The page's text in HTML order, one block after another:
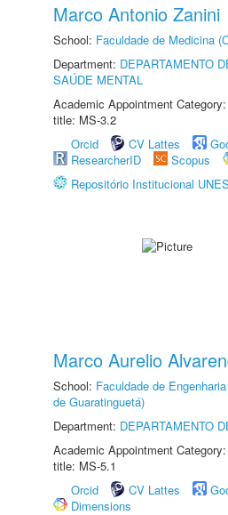
Marco Antonio Zanini
School: Faculdade de Medicina
Department: DEPARTAMENTO
SAÚDE MENTAL
Academic Appointment
title: MS-3.2
Orcid
CV Lattes
ResearcherID
Scopus
Repositório Institucional
Marco Aurelio
School: Faculdade de
de Guaratinguetá)
Department: DEPARTAMENTO
Academic Appointment
title: MS-5.1
Orcid
CV Lattes
Dimensions